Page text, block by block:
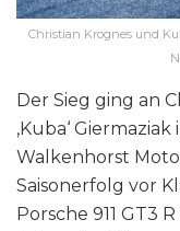
Christian Krognes und
Der Sieg ging an
‚Kuba‘
Walkenhorst
Saisonerfolg vor
Porsche 911 GT3